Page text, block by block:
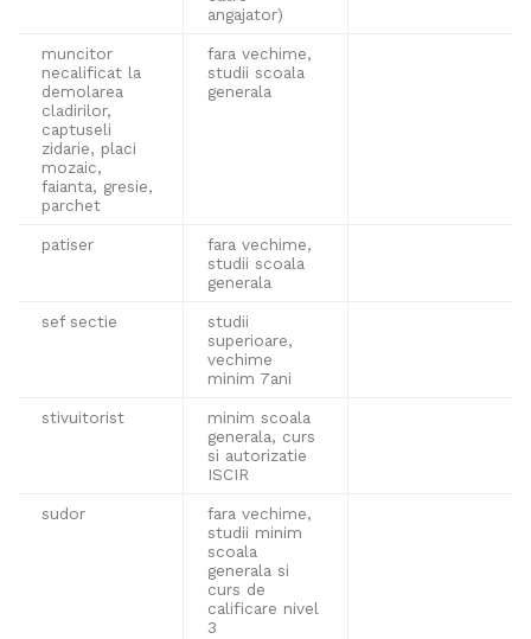
angajator)
muncitor
necalificat la
demolarea
cladirilor,
captuseli
zidarie, placi
mozaic,
faianta, gresie,
parchet
fara vechime,
studii scoala
generala
patiser
fara vechime,
studii scoala
generala
sef sectie
studii
superioare,
vechime
minim 7ani
stivuitorist
minim scoala
generala, curs
si autorizatie
ISCIR
sudor
fara vechime,
studii minim
scoala
generala si
curs de
calificare nivel
3